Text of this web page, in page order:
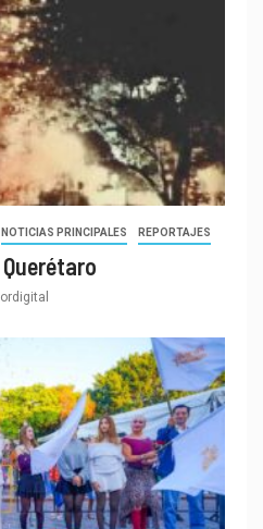
NOTICIAS PRINCIPALES REPORTAJES